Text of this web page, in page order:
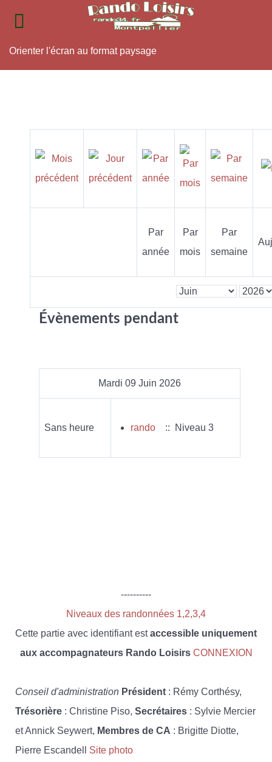
Orienter l'écran au format paysage
Par
année
Par
mois
Par
semaine
Évènements pendant
Mardi 09 Juin 2026
Sans heure rando :: Niveau 3
----------
Niveaux des randonnées 1,2,3,4
Cette partie avec identifiant estaccessible uniquement
aux accompagnateurs Rando Loisirs CONNEXION
Conseil d'administration Président : Rémy Corthésy,
Trésorière : Christine Piso, Secrétaires : Sylvie Mercier
et Annick Seywert, Membres de CA : Brigitte Diotte,
Pierre Escandell Site photo